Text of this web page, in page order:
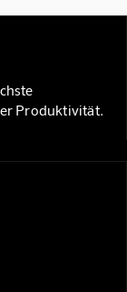
Produktivität.